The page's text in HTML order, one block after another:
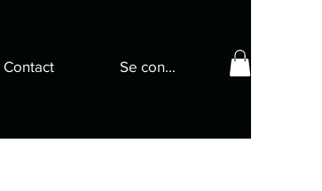
Contact Se connecter